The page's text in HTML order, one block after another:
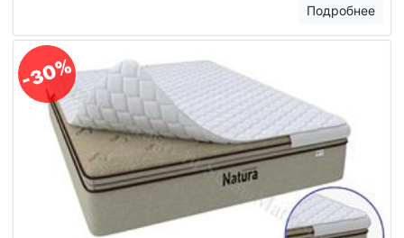
Подробнее
-30%